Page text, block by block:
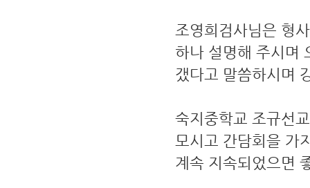
조영희검사님은 형
하나 설명해 주시며
갰다고 말씀하시며
숙지중학교 조규선
모시고 간담회을 가
계속 지속되었으면